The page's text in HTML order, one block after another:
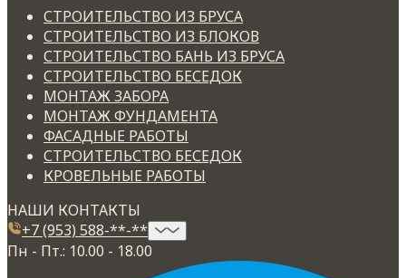
СТРОИТЕЛЬСТВО ИЗ БРУСА
СТРОИТЕЛЬСТВО ИЗ БЛОКОВ
СТРОИТЕЛЬСТВО БАНЬ ИЗ БРУСА
СТРОИТЕЛЬСТВО БЕСЕДОК
МОНТАЖ ЗАБОРА
МОНТАЖ ФУНДАМЕНТА
ФАСАДНЫЕ РАБОТЫ
СТРОИТЕЛЬСТВО БЕСЕДОК
КРОВЕЛЬНЫЕ РАБОТЫ
НАШИ КОНТАКТЫ
+7 (953) 588-**-**
Пн - Пт.: 10.00 - 18.00